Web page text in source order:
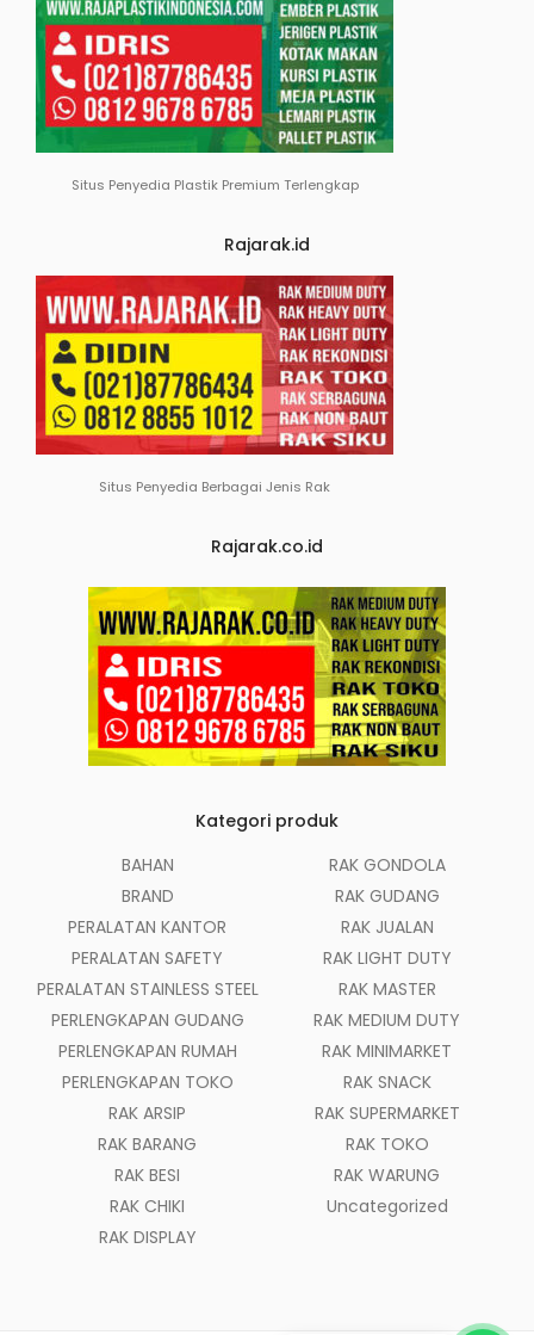
Situs Penyedia Plastik Premium Terlengkap
Rajarak.id
Situs Penyedia Berbagai Jenis Rak
Rajarak.co.id
Kategori produk
BAHAN
BRAND
PERALATAN KANTOR
PERALATAN SAFETY
PERALATAN STAINLESS STEEL
PERLENGKAPAN GUDANG
PERLENGKAPAN RUMAH
PERLENGKAPAN TOKO
RAK ARSIP
RAK BARANG
RAK BESI
RAK CHIKI
RAK DISPLAY
RAK GONDOLA
RAK GUDANG
RAK JUALAN
RAK LIGHT DUTY
RAK MASTER
RAK MEDIUM DUTY
RAK MINIMARKET
RAK SNACK
RAK SUPERMARKET
RAK TOKO
RAK WARUNG
Uncategorized